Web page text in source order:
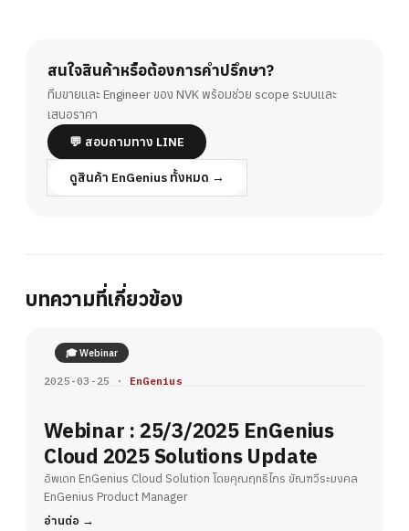
สนใจสินค้าหรือต้องการคำปรึกษา?
ทีมขายและ Engineer ของ NVK พร้อมช่วย scope ระบบและ
เสนอราคา
💬 สอบถามทาง LINE
ดูสินค้า EnGenius ทั้งหมด →
บทความที่เกี่ยวข้อง
🎓 Webinar
2025-03-25 · EnGenius
Webinar : 25/3/2025 EnGenius
Cloud 2025 Solutions Update
อัพเดท EnGenius Cloud Solution โดยคุณฤทธิไกร ขัณฑวีระมงคล
EnGenius Product Manager
อ่านต่อ